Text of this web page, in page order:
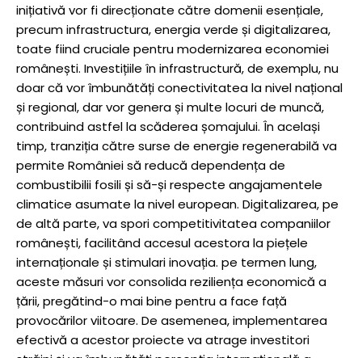
inițiativă vor fi direcționate către domenii esențiale,
precum infrastructura, energia verde și digitalizarea,
toate fiind cruciale pentru modernizarea economiei
românești. Investițiile în infrastructură, de exemplu, nu
doar că vor îmbunătăți conectivitatea la nivel național
și regional, dar vor genera și multe locuri de muncă,
contribuind astfel la scăderea șomajului. În același
timp, tranziția către surse de energie regenerabilă va
permite României să reducă dependența de
combustibilii fosili și să-și respecte angajamentele
climatice asumate la nivel european. Digitalizarea, pe
de altă parte, va spori competitivitatea companiilor
românești, facilitând accesul acestora la piețele
internaționale și stimulari inovația. pe termen lung,
aceste măsuri vor consolida reziliența economică a
țării, pregătind-o mai bine pentru a face față
provocărilor viitoare. De asemenea, implementarea
efectivă a acestor proiecte va atrage investitori